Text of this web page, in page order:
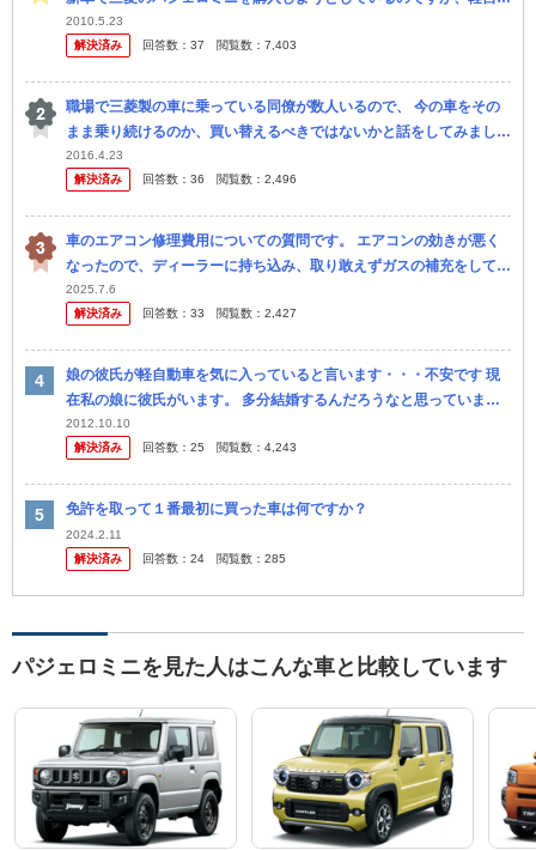
車としてはあまりに高額なので、反対しています。 本人から見積も
り金額を...
2010.5.23
解決済み
回答数： 37 閲覧数： 7,403
職場で三菱製の車に乗っている同僚が数人いるので、 今の車をその
まま乗り続けるのか、買い替えるべきではないかと話をしてみました
（車はアウトランダー・パジェロミニ・デリカD5・ランエボ・ekス
ポ...
2016.4.23
解決済み
回答数： 36 閲覧数： 2,496
車のエアコン修理費用についての質問です。 エアコンの効きが悪く
なったので、ディーラーに持ち込み、取り敢えずガスの補充をしても
もらい様子を見ることになりました。最初のころは快適に効いてまし
たが、日...
2025.7.6
解決済み
回答数： 33 閲覧数： 2,427
娘の彼氏が軽自動車を気に入っていると言います・・・不安です 現
在私の娘に彼氏がいます。 多分結婚するんだろうなと思っていま
す。 その彼が軽自動車に乗っています。名前は知りませんが、普通
の軽自動車...
2012.10.10
解決済み
回答数： 25 閲覧数： 4,243
免許を取って１番最初に買った車は何ですか？
2024.2.11
解決済み
回答数： 24 閲覧数： 285
パジェロミニを見た人はこんな車と比較しています